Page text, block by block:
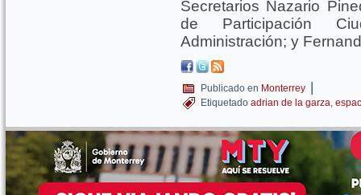
Secretarios Nazario
de Participación
Administración; y
Publicado en Monterrey |
Etiquetado adrian de la garza,